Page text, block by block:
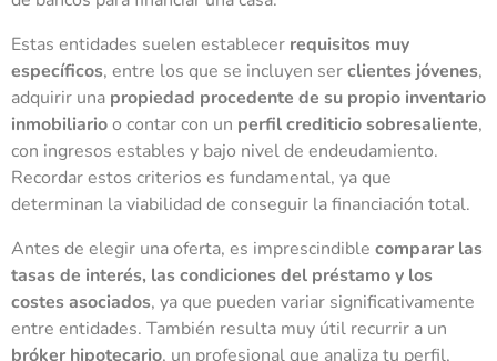
Estas entidades suelen establecer requisitos muy
específicos, entre los que se incluyen serclientes jóvenes,
adquirir una propiedad procedente de su propio inventario
inmobiliarioo contar con un perfil crediticio sobresaliente,
con ingresos estables y bajo nivel de endeudamiento.
Recordar estos criterios es fundamental, ya que
determinan la viabilidad de conseguir la financiación total.
Antes de elegir una oferta, es imprescindible comparar las
tasas de interés, las condiciones del préstamo y los
costes asociados, ya que pueden variar significativamente
entre entidades. También resulta muy útil recurrir a un
bróker hipotecario, un profesional que analiza tu perfil,